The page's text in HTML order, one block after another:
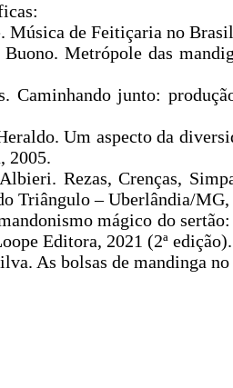
Música de Feitiçaria no
Metrópole das
Caminhando junto:
Um aspecto da
2005.
Rezas, Crenças,
Triângulo – Uberlândia/MG,
mágico do
Editora, 2021 (2ª edição).
As bolsas de mandinga